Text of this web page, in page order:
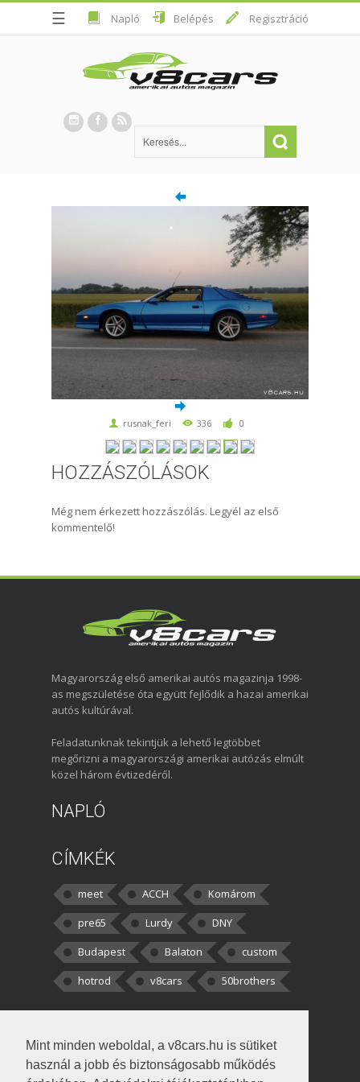
Mint minden weboldal, a v8cars.hu is sütiket
használ a jobb és biztonságosabb működés
☰ Napló Belépés Regisztráció
rusnak_feri 336 0
HOZZÁSZÓLÁSOK
Még nem érkezett hozzászólás. Legyél az első
kommentelő!
Magyarország első amerikai autós magazinja 1998-
as megszületése óta együtt fejlődik a hazai amerikai
autós kultúrával.
Feladatunknak tekintjük a lehető legtöbbet
megőrizni a magyarországi amerikai autózás elmúlt
közel három évtizedéről.
NAPLÓ
CÍMKÉK
meet ACCH
Komárom
pre65
Lurdy
DNY
Budapest
Balaton
custom
hotrod
v8cars 50brothers
kortisz:Elszúrtam! Én csak két
darabbaal számoltam. Nem tudtam, hogy fél autót,